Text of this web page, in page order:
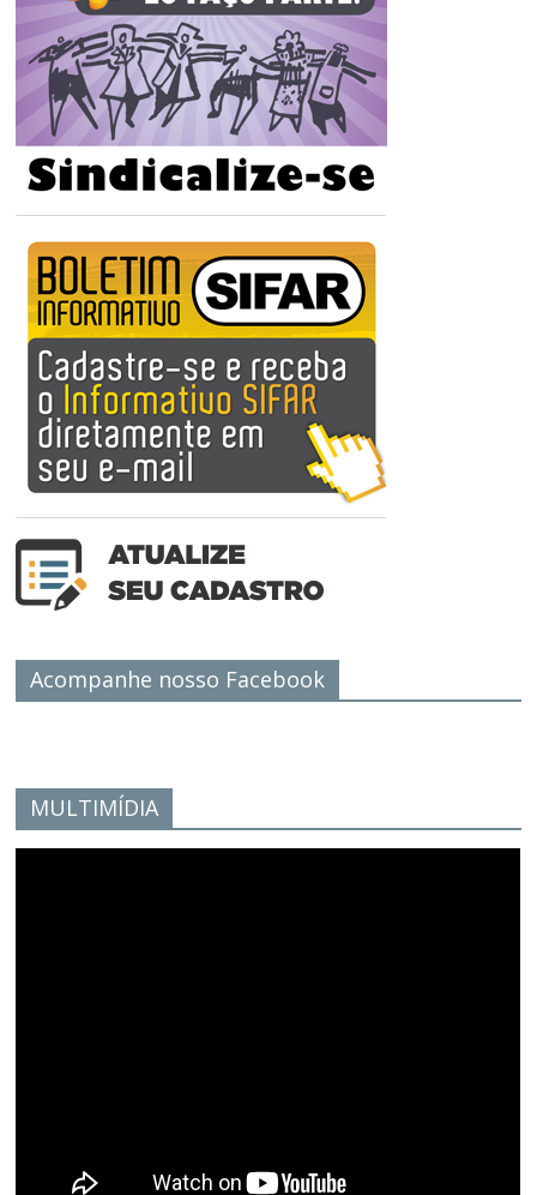
Acompanhe nosso Facebook
MULTIMÍDIA